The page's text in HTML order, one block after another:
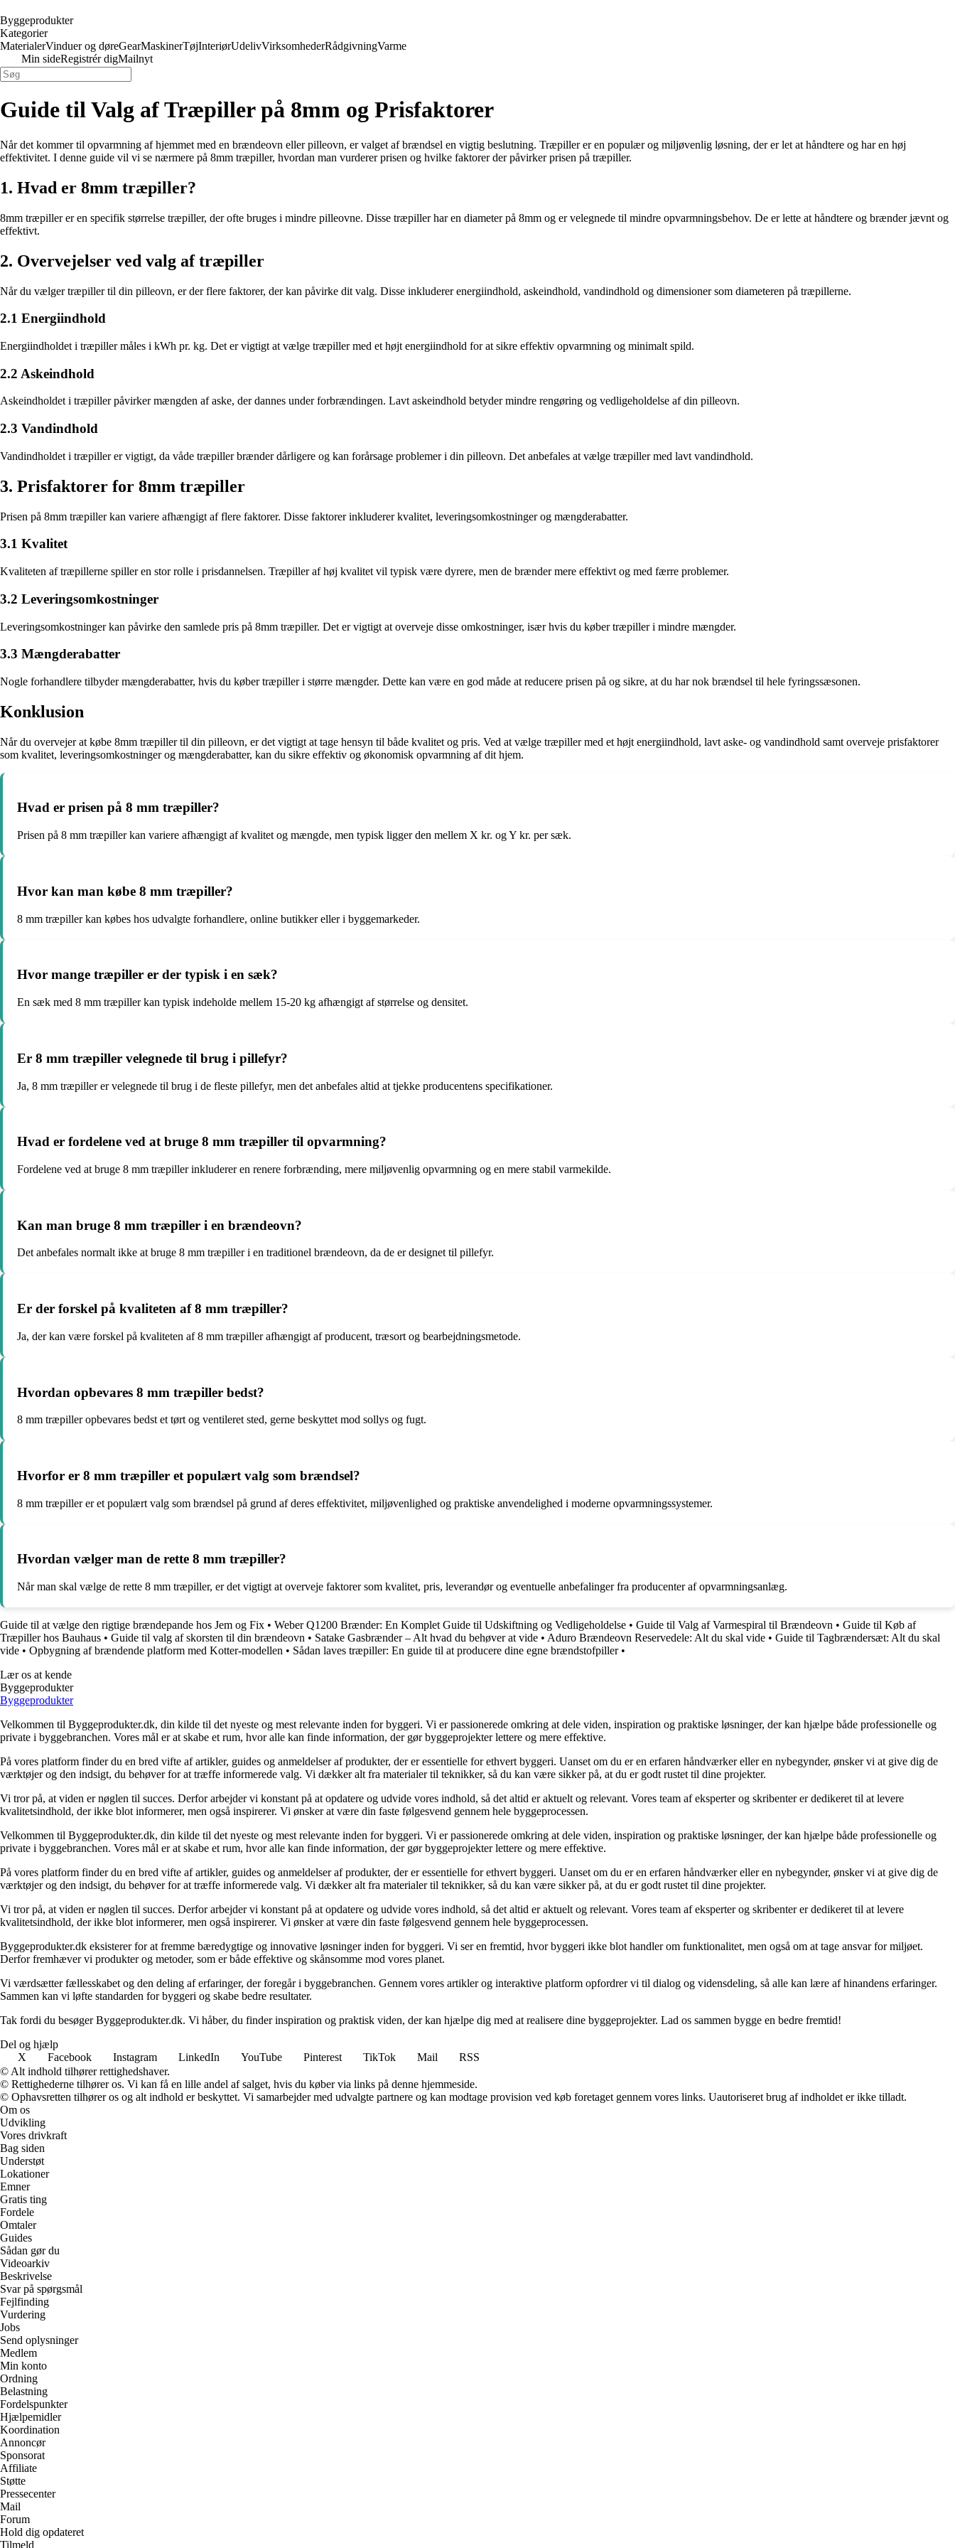
Byggeprodukter
Kategorier
MaterialerVinduer og døreGearMaskinerTøjInteriørUdelivVirksomhederRådgivningVarme
Min sideRegistrér digMailnyt
Guide til Valg af Træpiller på 8mm og Prisfaktorer
Når det kommer til opvarmning af hjemmet med en brændeovn eller pilleovn, er valget af brændsel en vigtig beslutning. Træpiller er en populær og miljøvenlig løsning, der er let at håndtere og har en høj
effektivitet. I denne guide vil vi se nærmere på 8mm træpiller, hvordan man vurderer prisen og hvilke faktorer der påvirker prisen på træpiller.
1. Hvad er 8mm træpiller?
8mm træpiller er en specifik størrelse træpiller, der ofte bruges i mindre pilleovne. Disse træpiller har en diameter på 8mm og er velegnede til mindre opvarmningsbehov. De er lette at håndtere og brænder jævnt og
effektivt.
2. Overvejelser ved valg af træpiller
Når du vælger træpiller til din pilleovn, er der flere faktorer, der kan påvirke dit valg. Disse inkluderer energiindhold, askeindhold, vandindhold og dimensioner som diameteren på træpillerne.
2.1 Energiindhold
Energiindholdet i træpiller måles i kWh pr. kg. Det er vigtigt at vælge træpiller med et højt energiindhold for at sikre effektiv opvarmning og minimalt spild.
2.2 Askeindhold
Askeindholdet i træpiller påvirker mængden af aske, der dannes under forbrændingen. Lavt askeindhold betyder mindre rengøring og vedligeholdelse af din pilleovn.
2.3 Vandindhold
Vandindholdet i træpiller er vigtigt, da våde træpiller brænder dårligere og kan forårsage problemer i din pilleovn. Det anbefales at vælge træpiller med lavt vandindhold.
3. Prisfaktorer for 8mm træpiller
Prisen på 8mm træpiller kan variere afhængigt af flere faktorer. Disse faktorer inkluderer kvalitet, leveringsomkostninger og mængderabatter.
3.1 Kvalitet
Kvaliteten af træpillerne spiller en stor rolle i prisdannelsen. Træpiller af høj kvalitet vil typisk være dyrere, men de brænder mere effektivt og med færre problemer.
3.2 Leveringsomkostninger
Leveringsomkostninger kan påvirke den samlede pris på 8mm træpiller. Det er vigtigt at overveje disse omkostninger, især hvis du køber træpiller i mindre mængder.
3.3 Mængderabatter
Nogle forhandlere tilbyder mængderabatter, hvis du køber træpiller i større mængder. Dette kan være en god måde at reducere prisen på og sikre, at du har nok brændsel til hele fyringssæsonen.
Konklusion
Når du overvejer at købe 8mm træpiller til din pilleovn, er det vigtigt at tage hensyn til både kvalitet og pris. Ved at vælge træpiller med et højt energiindhold, lavt aske- og vandindhold samt overveje prisfaktorer
som kvalitet, leveringsomkostninger og mængderabatter, kan du sikre effektiv og økonomisk opvarmning af dit hjem.
Hvad er prisen på 8 mm træpiller?
Prisen på 8 mm træpiller kan variere afhængigt af kvalitet og mængde, men typisk ligger den mellem X kr. og Y kr. per sæk.
Hvor kan man købe 8 mm træpiller?
8 mm træpiller kan købes hos udvalgte forhandlere, online butikker eller i byggemarkeder.
Hvor mange træpiller er der typisk i en sæk?
En sæk med 8 mm træpiller kan typisk indeholde mellem 15-20 kg afhængigt af størrelse og densitet.
Er 8 mm træpiller velegnede til brug i pillefyr?
Ja, 8 mm træpiller er velegnede til brug i de fleste pillefyr, men det anbefales altid at tjekke producentens specifikationer.
Hvad er fordelene ved at bruge 8 mm træpiller til opvarmning?
Fordelene ved at bruge 8 mm træpiller inkluderer en renere forbrænding, mere miljøvenlig opvarmning og en mere stabil varmekilde.
Kan man bruge 8 mm træpiller i en brændeovn?
Det anbefales normalt ikke at bruge 8 mm træpiller i en traditionel brændeovn, da de er designet til pillefyr.
Er der forskel på kvaliteten af 8 mm træpiller?
Ja, der kan være forskel på kvaliteten af 8 mm træpiller afhængigt af producent, træsort og bearbejdningsmetode.
Hvordan opbevares 8 mm træpiller bedst?
8 mm træpiller opbevares bedst et tørt og ventileret sted, gerne beskyttet mod sollys og fugt.
Hvorfor er 8 mm træpiller et populært valg som brændsel?
8 mm træpiller er et populært valg som brændsel på grund af deres effektivitet, miljøvenlighed og praktiske anvendelighed i moderne opvarmningssystemer.
Hvordan vælger man de rette 8 mm træpiller?
Når man skal vælge de rette 8 mm træpiller, er det vigtigt at overveje faktorer som kvalitet, pris, leverandør og eventuelle anbefalinger fra producenter af opvarmningsanlæg.
Guide til at vælge den rigtige brændepande hos Jem og Fix • Weber Q1200 Brænder: En Komplet Guide til Udskiftning og Vedligeholdelse • Guide til Valg af Varmespiral til Brændeovn • Guide til Køb af
Træpiller hos Bauhaus • Guide til valg af skorsten til din brændeovn • Satake Gasbrænder – Alt hvad du behøver at vide • Aduro Brændeovn Reservedele: Alt du skal vide • Guide til Tagbrændersæt: Alt du skal
vide • Opbygning af brændende platform med Kotter-modellen • Sådan laves træpiller: En guide til at producere dine egne brændstofpiller•
Lær os at kende
Byggeprodukter
Byggeprodukter
Velkommen til Byggeprodukter.dk, din kilde til det nyeste og mest relevante inden for byggeri. Vi er passionerede omkring at dele viden, inspiration og praktiske løsninger, der kan hjælpe både professionelle og
private i byggebranchen. Vores mål er at skabe et rum, hvor alle kan finde information, der gør byggeprojekter lettere og mere effektive.
På vores platform finder du en bred vifte af artikler, guides og anmeldelser af produkter, der er essentielle for ethvert byggeri. Uanset om du er en erfaren håndværker eller en nybegynder, ønsker vi at give dig de
værktøjer og den indsigt, du behøver for at træffe informerede valg. Vi dækker alt fra materialer til teknikker, så du kan være sikker på, at du er godt rustet til dine projekter.
Vi tror på, at viden er nøglen til succes. Derfor arbejder vi konstant på at opdatere og udvide vores indhold, så det altid er aktuelt og relevant. Vores team af eksperter og skribenter er dedikeret til at levere
kvalitetsindhold, der ikke blot informerer, men også inspirerer. Vi ønsker at være din faste følgesvend gennem hele byggeprocessen.
Velkommen til Byggeprodukter.dk, din kilde til det nyeste og mest relevante inden for byggeri. Vi er passionerede omkring at dele viden, inspiration og praktiske løsninger, der kan hjælpe både professionelle og
private i byggebranchen. Vores mål er at skabe et rum, hvor alle kan finde information, der gør byggeprojekter lettere og mere effektive.
På vores platform finder du en bred vifte af artikler, guides og anmeldelser af produkter, der er essentielle for ethvert byggeri. Uanset om du er en erfaren håndværker eller en nybegynder, ønsker vi at give dig de
værktøjer og den indsigt, du behøver for at træffe informerede valg. Vi dækker alt fra materialer til teknikker, så du kan være sikker på, at du er godt rustet til dine projekter.
Vi tror på, at viden er nøglen til succes. Derfor arbejder vi konstant på at opdatere og udvide vores indhold, så det altid er aktuelt og relevant. Vores team af eksperter og skribenter er dedikeret til at levere
kvalitetsindhold, der ikke blot informerer, men også inspirerer. Vi ønsker at være din faste følgesvend gennem hele byggeprocessen.
Byggeprodukter.dk eksisterer for at fremme bæredygtige og innovative løsninger inden for byggeri. Vi ser en fremtid, hvor byggeri ikke blot handler om funktionalitet, men også om at tage ansvar for miljøet.
Derfor fremhæver vi produkter og metoder, som er både effektive og skånsomme mod vores planet.
Vi værdsætter fællesskabet og den deling af erfaringer, der foregår i byggebranchen. Gennem vores artikler og interaktive platform opfordrer vi til dialog og vidensdeling, så alle kan lære af hinandens erfaringer.
Sammen kan vi løfte standarden for byggeri og skabe bedre resultater.
Tak fordi du besøger Byggeprodukter.dk. Vi håber, du finder inspiration og praktisk viden, der kan hjælpe dig med at realisere dine byggeprojekter. Lad os sammen bygge en bedre fremtid!
Del og hjælp
X
Facebook Instagram LinkedIn YouTube Pinterest TikTok Mail
RSS
© Alt indhold tilhører rettighedshaver.
© Rettighederne tilhører os. Vi kan få en lille andel af salget, hvis du køber via links på denne hjemmeside.
© Ophavsretten tilhører os og alt indhold er beskyttet. Vi samarbejder med udvalgte partnere og kan modtage provision ved køb foretaget gennem vores links. Uautoriseret brug af indholdet er ikke tilladt.
Om os
Udvikling
Vores drivkraft
Bag siden
Understøt
Lokationer
Emner
Gratis ting
Fordele
Omtaler
Guides
Sådan gør du
Videoarkiv
Beskrivelse
Svar på spørgsmål
Fejlfinding
Vurdering
Jobs
Send oplysninger
Medlem
Min konto
Ordning
Belastning
Fordelspunkter
Hjælpemidler
Koordination
Annoncør
Sponsorat
Affiliate
Støtte
Pressecenter
Mail
Forum
Hold dig opdateret
Tilmeld